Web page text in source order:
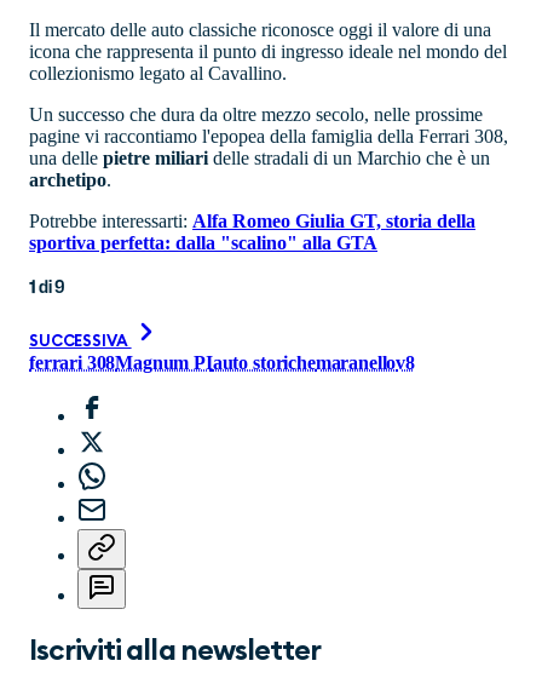
Il mercato delle auto classiche riconosce oggi il valore di una
icona che rappresenta il punto di ingresso ideale nel mondo del
collezionismo legato al Cavallino.
Un successo che dura da oltre mezzo secolo, nelle prossime
pagine vi raccontiamo l'epopea della famiglia della Ferrari 308,
una delle pietre miliari delle stradali di un Marchio che è un
archetipo.
Potrebbe interessarti: Alfa Romeo Giulia GT, storia della
sportiva perfetta: dalla "scalino" alla GTA
1di9
SUCCESSIVA
ferrari 308Magnum PIauto storichemaranellov8
Iscriviti alla newsletter